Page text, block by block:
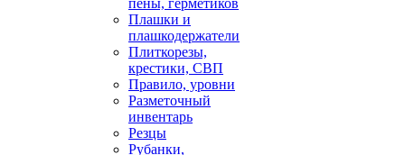
пены, герметиков
Плашки и
плашкодержатели
Плиткорезы,
крестики, СВП
Правило, уровни
Разметочный
инвентарь
Резцы
Рубанки,